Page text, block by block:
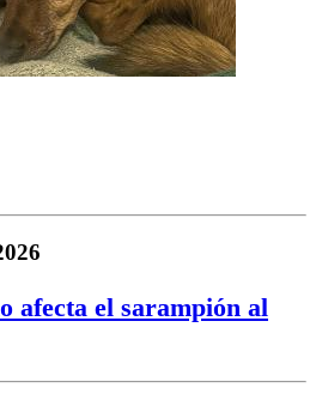
afecta el sarampión al